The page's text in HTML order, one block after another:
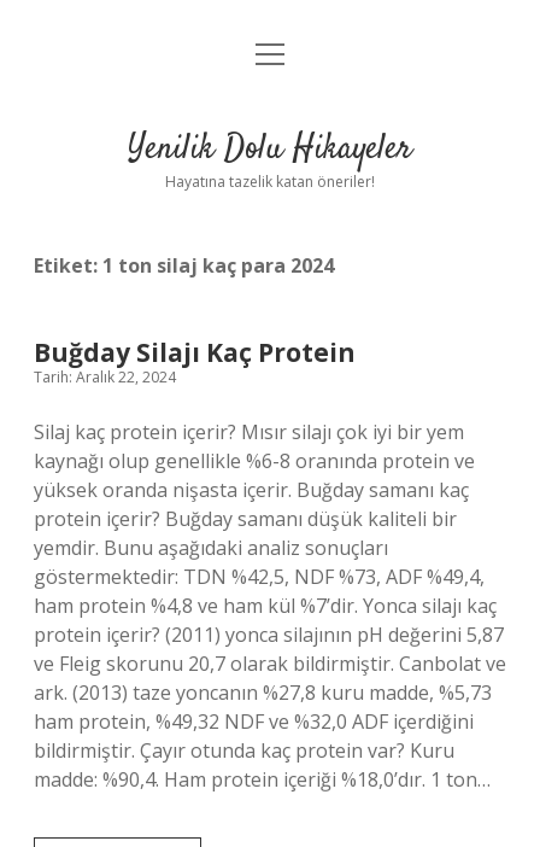
Anasayfa
Yasal Uyarı
menüyü
Yenilik Dolu Hikayeler
Hayatına tazelik katan öneriler!
Etiket: 1 ton silaj kaç para 2024
Buğday Silajı Kaç Protein
Tarih: Aralık 22, 2024
Silaj kaç protein içerir? Mısır silajı çok iyi bir yem
kaynağı olup genellikle %6-8 oranında protein ve
yüksek oranda nişasta içerir. Buğday samanı kaç
protein içerir? Buğday samanı düşük kaliteli bir
yemdir. Bunu aşağıdaki analiz sonuçları
göstermektedir: TDN %42,5, NDF %73, ADF %49,4,
ham protein %4,8 ve ham kül %7’dir. Yonca silajı kaç
protein içerir? (2011) yonca silajının pH değerini 5,87
ve Fleig skorunu 20,7 olarak bildirmiştir. Canbolat ve
ark. (2013) taze yoncanın %27,8 kuru madde, %5,73
ham protein, %49,32 NDF ve %32,0 ADF içerdiğini
bildirmiştir. Çayır otunda kaç protein var? Kuru
madde: %90,4. Ham protein içeriği %18,0’dır. 1 ton…